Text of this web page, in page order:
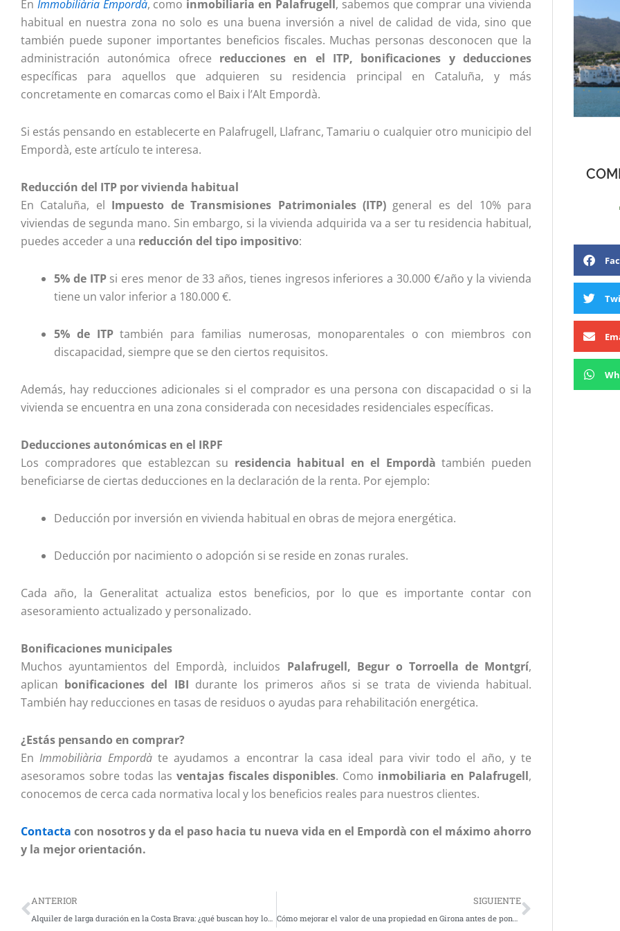
En Immobiliària Empordà, como inmobiliaria en Palafrugell, sabemos que comprar una vivienda
habitual en nuestra zona no solo es una buena inversión a nivel de calidad de vida, sino que
también puede suponer importantes beneficios fiscales. Muchas personas desconocen que la
administración autonómica ofrece reducciones en el ITP, bonificaciones y deducciones
específicas para aquellos que adquieren su residencia principal en Cataluña, y más
concretamente en comarcas como el Baix i l’Alt Empordà.
Si estás pensando en establecerte en Palafrugell, Llafranc, Tamariu o cualquier otro municipio del
Empordà, este artículo te interesa.
Reducción del ITP por vivienda habitual
En Cataluña, el Impuesto de Transmisiones Patrimoniales (ITP)general es del 10% para
viviendas de segunda mano. Sin embargo, si la vivienda adquirida va a ser tu residencia habitual,
puedes acceder a una reducción del tipo impositivo:
5% de ITPsi eres menor de 33 años, tienes ingresos inferiores a 30.000 €/año y la vivienda
tiene un valor inferior a 180.000 €.
5% de ITPtambién para familias numerosas, monoparentales o con miembros con
discapacidad, siempre que se den ciertos requisitos.
Además, hay reducciones adicionales si el comprador es una persona con discapacidad o si la
vivienda se encuentra en una zona considerada con necesidades residenciales específicas.
Deducciones autonómicas en el IRPF
Los compradores que establezcan su residencia habitual en el Empordà también pueden
beneficiarse de ciertas deducciones en la declaración de la renta. Por ejemplo:
Deducción por inversión en vivienda habitual en obras de mejora energética.
Deducción por nacimiento o adopción si se reside en zonas rurales.
Cada año, la Generalitat actualiza estos beneficios, por lo que es importante contar con
asesoramiento actualizado y personalizado.
Bonificaciones municipales
Muchos ayuntamientos del Empordà, incluidos Palafrugell, Begur o Torroella de Montgrí,
aplican bonificaciones del IBI durante los primeros años si se trata de vivienda habitual.
También hay reducciones en tasas de residuos o ayudas para rehabilitación energética.
¿Estás pensando en comprar?
EnImmobiliària Empordàte ayudamos a encontrar la casa ideal para vivir todo el año, y te
asesoramos sobre todas las ventajas fiscales disponibles. Como inmobiliaria en Palafrugell,
conocemos de cerca cada normativa local y los beneficios reales para nuestros clientes.
Contacta con nosotros y da el paso hacia tu nueva vida en el Empordà con el máximo ahorro
y la mejor orientación.
Prev
ANTERIOR
Alquiler de larga duración en la Costa Brava: ¿qué buscan hoy los inquilinos?
SIGUIENTE
Cómo mejorar el valor de una propiedad en Girona antes de ponerla a la venta
Next